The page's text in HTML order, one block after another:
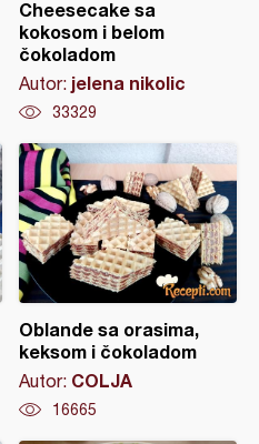
Cheesecake sa
kokosom i belom
čokoladom
Autor: jelena nikolic
33329
Oblande sa orasima,
keksom i čokoladom
Autor: COLJA
16665